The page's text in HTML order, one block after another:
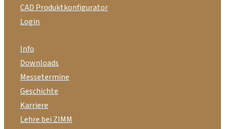
CAD Produktkonfigurator
Login
Info
Downloads
Messetermine
Geschichte
Karriere
Lehre bei ZIMM